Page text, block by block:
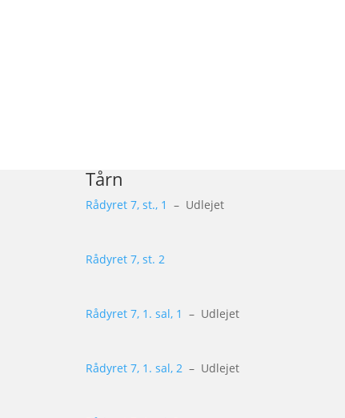
Tårn
Rådyret 7, st., 1 – Udlejet
Rådyret 7, st. 2
Rådyret 7, 1. sal, 1 – Udlejet
Rådyret 7, 1. sal, 2 – Udlejet